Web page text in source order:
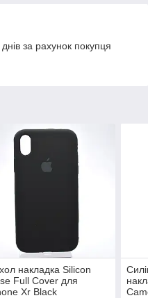
за рахунок покупця
накладка Silicon
Full Cover для
Xr Black